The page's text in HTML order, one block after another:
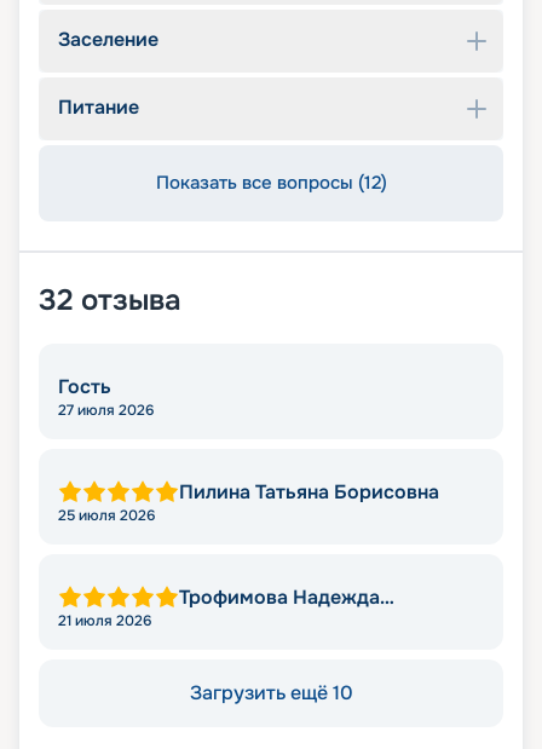
Заселение
Питание
Показать все вопросы (12)
32 отзыва
Гость
27 июля 2026
Пилина Татьяна Борисовна
25 июля 2026
Трофимова Надежда
21 июля 2026
Загрузить ещё 10